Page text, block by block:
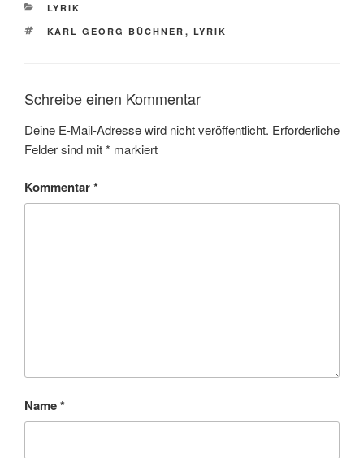
b
o
n
KATEGORIEN
LYRIK
SCHLAGWÖRTER
KARL GEORG BÜCHNER , LYRIK
Schreibe einen Kommentar
Deine E-Mail-Adresse wird nicht veröffentlicht. Erforderliche
Felder sind mit* markiert
Kommentar*
Name*